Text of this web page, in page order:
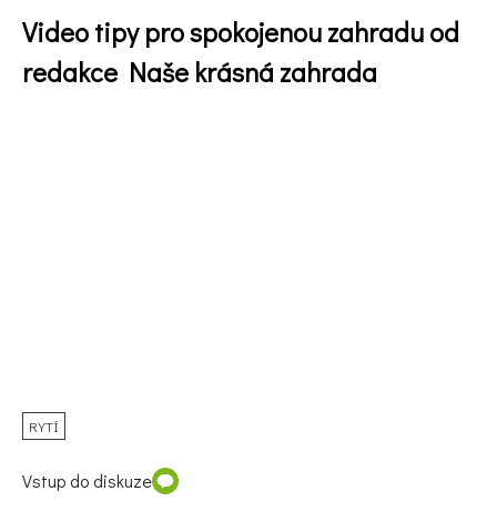
Video tipy pro spokojenou zahradu od
redakce Naše krásná zahrada
RYTÍ
Vstup do diskuze